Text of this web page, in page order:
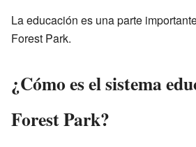
La educación es una parte
Forest Park.
¿Cómo es el sistema
Forest Park?